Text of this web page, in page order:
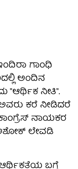
ಗಾಂಧಿ
ಅಂದಿನ
"ಆರ್ಥಿಕ ನೀತಿ".
ಕರೆ ನೀಡಿದರೆ
ನಾಯಕರ
ಲೇವಡಿ